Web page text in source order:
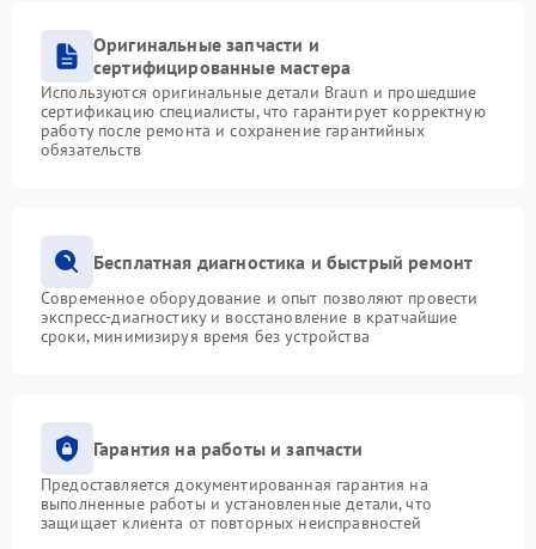
Оригинальные запчасти и
сертифицированные мастера
Используются оригинальные детали Braun и прошедшие
сертификацию специалисты, что гарантирует корректную
работу после ремонта и сохранение гарантийных
обязательств
Бесплатная диагностика и быстрый ремонт
Современное оборудование и опыт позволяют провести
экспресс-диагностику и восстановление в кратчайшие
сроки, минимизируя время без устройства
Гарантия на работы и запчасти
Предоставляется документированная гарантия на
выполненные работы и установленные детали, что
защищает клиента от повторных неисправностей